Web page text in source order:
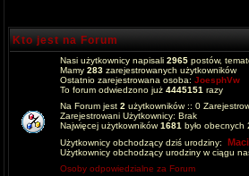
Kto jest na Forum
Nasi użytkownicy napisali 2965 postów,
Mamy 283 zarejestrowanych użytkowników
Ostatnio zarejestrowana osoba: JoesphVw
To forum odwiedzono już 4445151 razy
Na Forum jest 2 użytkowników :: 0
Zarejestrowani Użytkownicy: Brak
Najwięcej użytkowników1681 było
Użytkownicy obchodzący dziś urodziny:
Użytkownicy obchodzący urodziny w ciągu
Osoby odpowiedzialne za Forum